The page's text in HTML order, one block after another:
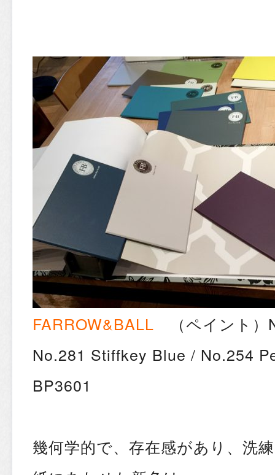
FARROW&BALL （ペイント）
No.281 Stiffkey Blue / No.254
BP3601
幾何学的で、存在感があり、洗